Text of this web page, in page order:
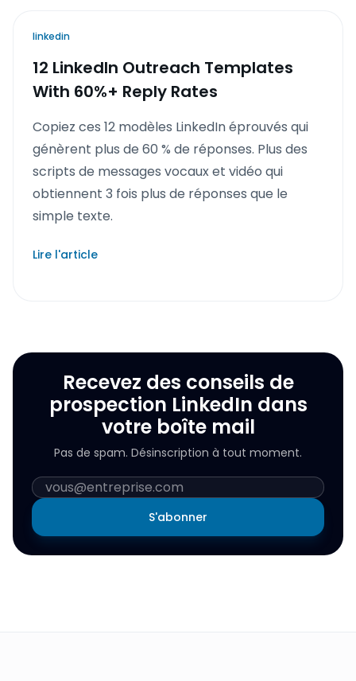
linkedin
12 LinkedIn Outreach Templates
With 60%+ Reply Rates
Copiez ces 12 modèles LinkedIn éprouvés qui
génèrent plus de 60 % de réponses. Plus des
scripts de messages vocaux et vidéo qui
obtiennent 3 fois plus de réponses que le
simple texte.
Lire l'article
Recevez des conseils de
prospection LinkedIn dans
votre boîte mail
Pas de spam. Désinscription à tout moment.
S'abonner